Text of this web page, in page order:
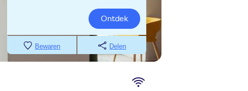
Ontdek
Bewaren Delen